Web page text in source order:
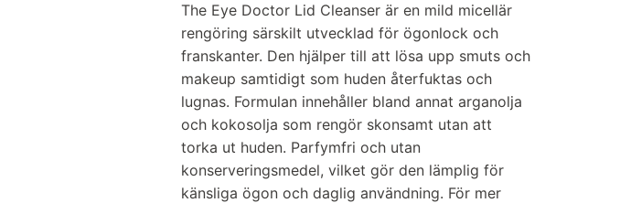
The Eye Doctor Lid Cleanser är en mild micellär
rengöring särskilt utvecklad för ögonlock och
franskanter. Den hjälper till att lösa upp smuts och
makeup samtidigt som huden återfuktas och
lugnas. Formulan innehåller bland annat arganolja
och kokosolja som rengör skonsamt utan att
torka ut huden. Parfymfri och utan
konserveringsmedel, vilket gör den lämplig för
känsliga ögon och daglig användning. För mer